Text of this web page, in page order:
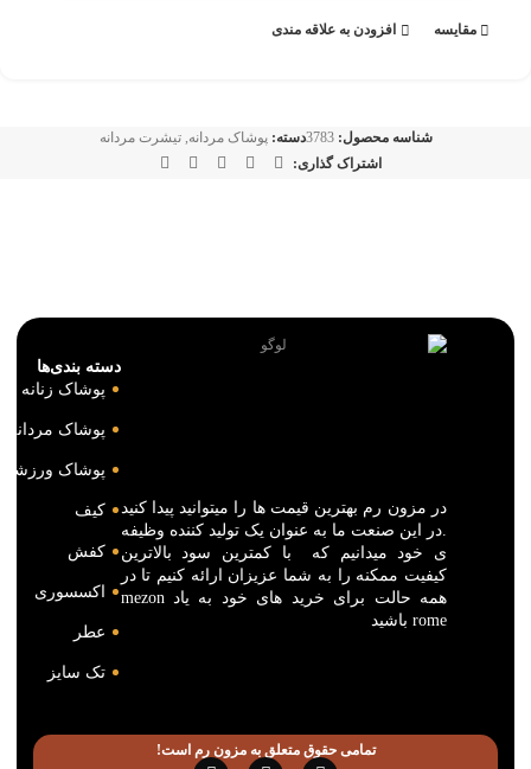
مقايسه افزودن به علاقه مندی
شناسه محصول:3783دسته: پوشاک مردانه
تیشرت مردانه
اشتراک گذاری:
در مزون رم بهترین قیمت ها را میتوانید پیدا کنید
.در این صنعت ما به عنوان یک تولید کننده وظیفه
ی خود میدانیم که با کمترین سود بالاترین
کیفیت ممکنه را به شما عزیزان ارائه کنیم تا در
همه حالت برای خرید های خود به یاد mezon
rome باشید
دسته بندی‌ها
پوشاک زنانه
پوشاک مردانه
پوشاک ورزشی
کیف
کفش
اکسسوری
عطر
تک سایز
تمامی حقوق متعلق به مزون رم است!